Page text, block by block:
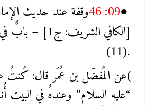
●
46 :09وقفة عند حديث
[الكافي الشريف: ج1] – بابٌ في الغَيبة – الحديث
(11).
(عن المُفضّل بن عُمَر قال: كُنتُ
“عليه السلام” وعندهُ في البيت